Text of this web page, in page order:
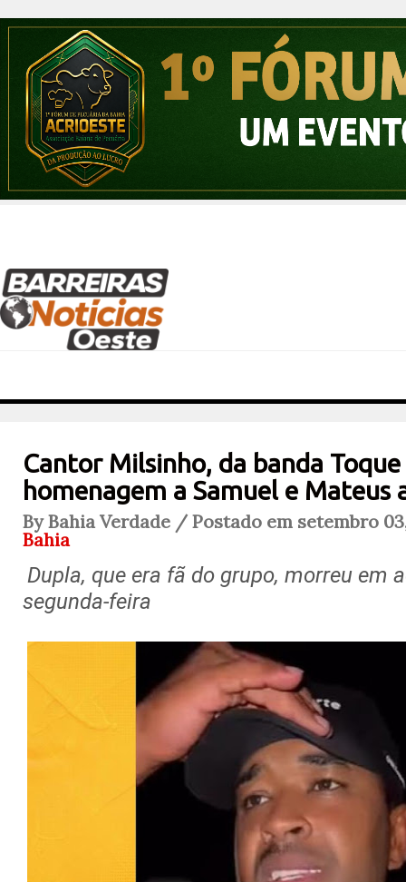
Cantor Milsinho, da banda
homenagem a Samuel e Mateus
By Bahia Verdade / Postado em setembro
Bahia
Dupla, que era fã do grupo, morreu em
segunda-feira